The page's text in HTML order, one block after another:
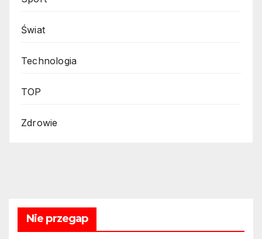
Świat
Technologia
TOP
Zdrowie
Nie przegap